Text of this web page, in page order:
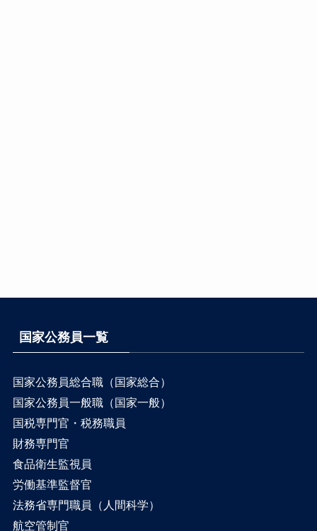
国家公務員一覧
国家公務員総合職（国家総合）
国家公務員一般職（国家一般）
国税専門官・税務職員
財務専門官
食品衛生監視員
労働基準監督官
法務省専門職員（人間科学）
航空管制官